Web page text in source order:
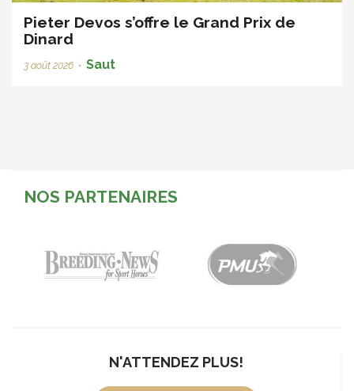
Pieter Devos s’offre le Grand Prix de
Dinard
3 août 2026 • Saut
NOS PARTENAIRES
N'ATTENDEZ PLUS!